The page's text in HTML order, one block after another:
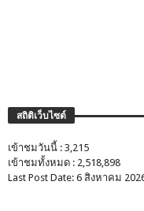
สถิติเว็บไซต์
เข้าชมวันนี้ : 3,215
เข้าชมทั้งหมด : 2,518,898
Last Post Date: 6 สิงหาคม